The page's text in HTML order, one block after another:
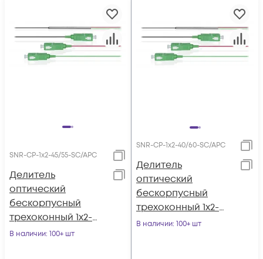
SNR-CP-1x2-45/55-SC/APC
Делитель
оптический
бескорпусный
трехоконный 1х2-
45/55 SC/APC
В наличии: 100+ шт
SNR-CP-1x2-40/60-SC/APC
Делитель
оптический
бескорпусный
трехоконный 1х2-
40/60 SC/APC
В наличии: 100+ шт